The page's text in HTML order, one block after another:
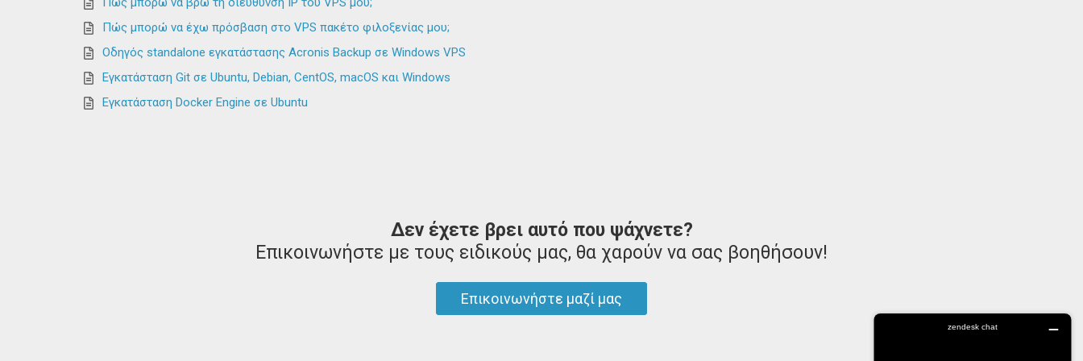
Πώς μπορώ να έχω πρόσβαση στο VPS πακέτο φιλοξενίας μου;
Οδηγός standalone εγκατάστασης Acronis Backup σε Windows VPS
Εγκατάσταση Git σε Ubuntu, Debian, CentOS, macOS και Windows
Εγκατάσταση Docker Engine σε Ubuntu
Δεν έχετε βρει αυτό που ψάχνετε?
Επικοινωνήστε με τους ειδικούς μας, θα χαρούν να σας βοηθήσουν!
Επικοινωνήστε μαζί μας